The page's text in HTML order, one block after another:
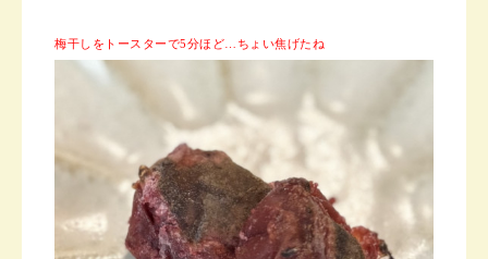
梅干しをトースターで5分ほど…ちょい焦げたね